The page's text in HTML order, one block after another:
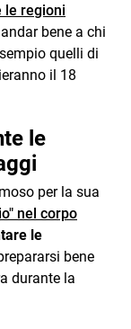
le regioni
bene a chi
quelli di
il 18
le
per la sua
nel corpo
le
bene
durante la